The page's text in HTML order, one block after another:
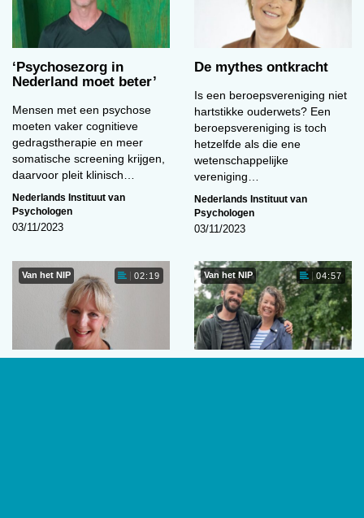
‘Psychosezorg in
Nederland moet beter’
Mensen met een psychose
moeten vaker cognitieve
gedragstherapie en meer
somatische screening krijgen,
daarvoor pleit klinisch…
Nederlands Instituut van
Psychologen
03/11/2023
De mythes ontkracht
Is een beroepsvereniging niet
hartstikke ouderwets? Een
beroepsvereniging is toch
hetzelfde als die ene
wetenschappelijke
vereniging…
Nederlands Instituut van
Psychologen
03/11/2023
Van het NIP 02:19 Van het NIP 04:57